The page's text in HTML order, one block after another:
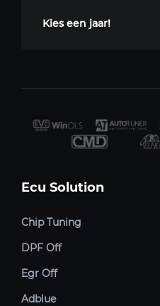
Kies een jaar!
Ecu Solution
Chip Tuning
DPF Off
Egr Off
Adblue